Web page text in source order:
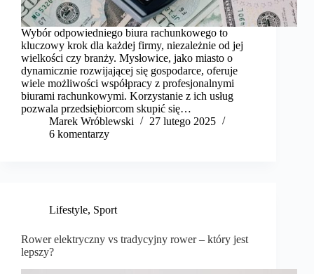
Wybór odpowiedniego biura rachunkowego to
kluczowy krok dla każdej firmy, niezależnie od jej
wielkości czy branży. Mysłowice, jako miasto o
dynamicznie rozwijającej się gospodarce, oferuje
wiele możliwości współpracy z profesjonalnymi
biurami rachunkowymi. Korzystanie z ich usług
pozwala przedsiębiorcom skupić się…
Marek Wróblewski
27 lutego 2025
6 komentarzy
Lifestyle, Sport
Rower elektryczny vs tradycyjny rower – który jest
lepszy?